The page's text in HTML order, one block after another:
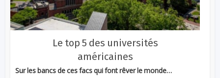
Le top 5 des universités
américaines
Sur les bancs de ces facs qui font rêver le monde…